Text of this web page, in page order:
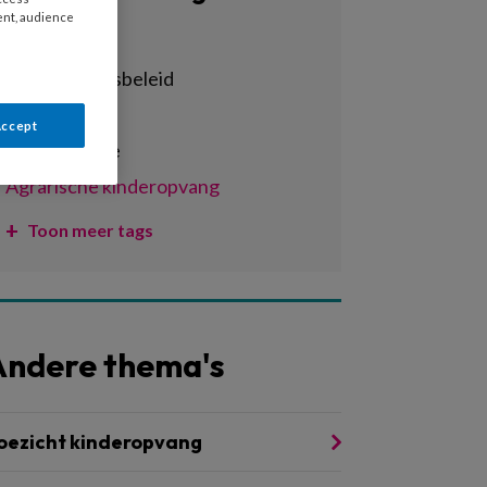
achterstandsbeleid
administratie
agrarische kinderopvang
Toon meer tags
thema's
kinderopvang
audience